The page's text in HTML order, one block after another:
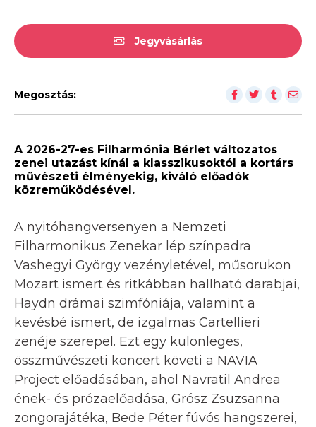
Jegyvásárlás
Megosztás:
A 2026-27-es Filharmónia Bérlet változatos
zenei utazást kínál a klasszikusoktól a kortárs
művészeti élményekig, kiváló előadók
közreműködésével.
A nyitóhangversenyen a Nemzeti
Filharmonikus Zenekar lép színpadra
Vashegyi György vezényletével, műsorukon
Mozart ismert és ritkábban hallható darabjai,
Haydn drámai szimfóniája, valamint a
kevésbé ismert, de izgalmas Cartellieri
zenéje szerepel. Ezt egy különleges,
összművészeti koncert követi a NAVIA
Project előadásában, ahol Navratil Andrea
ének- és prózaelőadása, Grósz Zsuzsanna
zongorajátéka, Bede Péter fúvós hangszerei,